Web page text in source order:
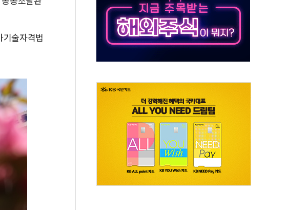
서 화재 1명 중상…대응 1단계 진압 중
술자격법